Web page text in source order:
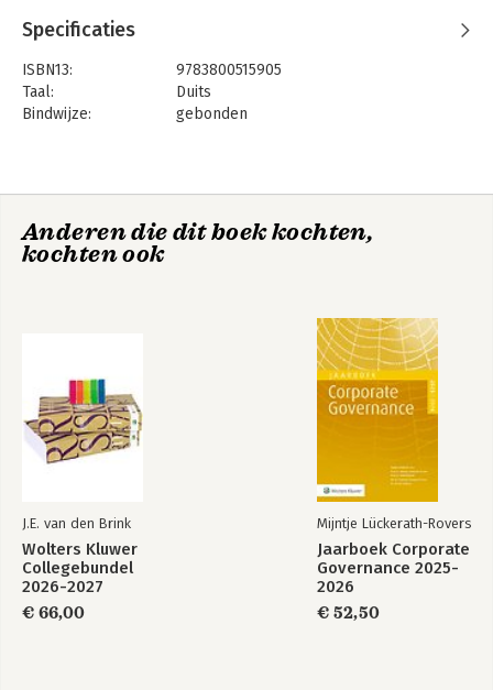
und Vollstreckungsverordnung (EuGVO) als Herzstück des
europäischen Zivilprozessrechts.
Neu geregelt werden dort das Recht der
Gerichtsstandsvereinbarungen und der parallelen
Rechtshängigkeit wie auch die Anerkennung und Vollstreckung
zur Auslegung der EuGVO sowie die einschlägige Literatur.
werden kommentiert.
Versicherungen und Banken sowie rechtswissenschaftliche
Specificaties
ISBN13:
9783800515905
Taal:
Duits
Bindwijze:
gebonden
Hoofdrubriek:
Juridisch
Jongbloed:
Anderen die dit boek kochten,
kochten ook
J.E. van den Brink
Wolters Kluwer
Collegebundel
2026-2027
€ 66,00
Mijntje Lückerath-Rovers
Jaarboek Corporate
Governance 2025-
2026
€ 52,50